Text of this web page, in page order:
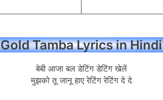
Gold Tamba Lyrics in Hindi
बेबी आजा बल डेटिंग डेटिंग खेलें
मुझको तू जानू हाए रेटिंग रेटिंग दे दे